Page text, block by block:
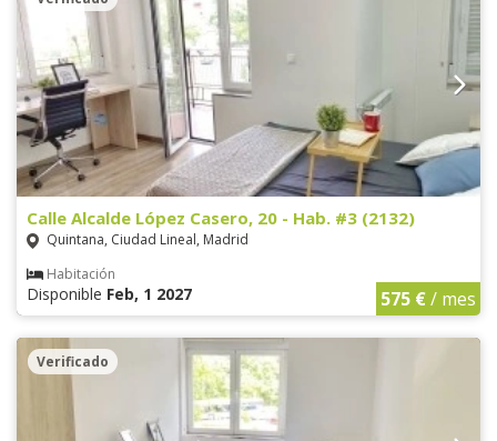
Calle Alcalde López Casero, 20 - Hab. #3 (2132)
Quintana, Ciudad Lineal, Madrid
Habitación
Disponible Feb, 1 2027 575 €/ mes
Verificado